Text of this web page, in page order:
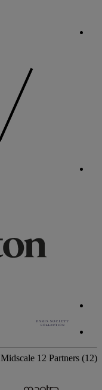
Midscale 12 Partners (12)